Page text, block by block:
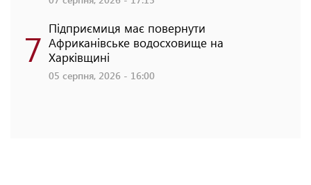
7 Підприємиця має повернути
Африканівське водосховище на
Харківщині
05 серпня, 2026 - 16:00